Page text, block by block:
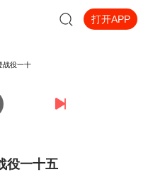
打开APP
役一十五